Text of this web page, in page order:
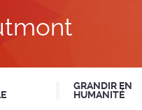
GRANDIR EN
HUMANITÉ